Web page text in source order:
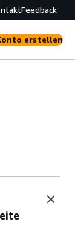
Feedback
erstellen